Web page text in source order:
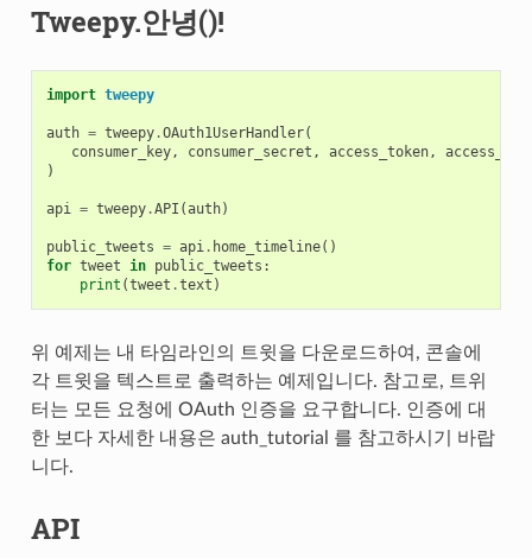
Tweepy.안녕()!
import tweepy
auth = tweepy.OAuth1UserHandler(
consumer_key, consumer_secret , access_token,
)
api = tweepy.API (auth)
public_tweets = api. home_timeline()
for tweet in public_tweets :
print (tweet .text )
위 예제는 내 타임라인의 트윗을 다운로드하여, 콘솔에
각 트윗을 텍스트로 출력하는 예제입니다. 참고로, 트위
터는 모든 요청에 OAuth 인증을 요구합니다. 인증에 대
한 보다 자세한 내용은 auth_tutorial
를 참고하시기 바랍
니다.
API